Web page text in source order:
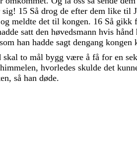
sig! 15 Så drog de efter dem like til
og meldte det til kongen. 16 Så gikk
satt den høvedsmann hvis hånd
som han hadde sagt dengang kongen
skal to mål bygg være å få for en
himmelen, hvorledes skulde det
, så han døde.